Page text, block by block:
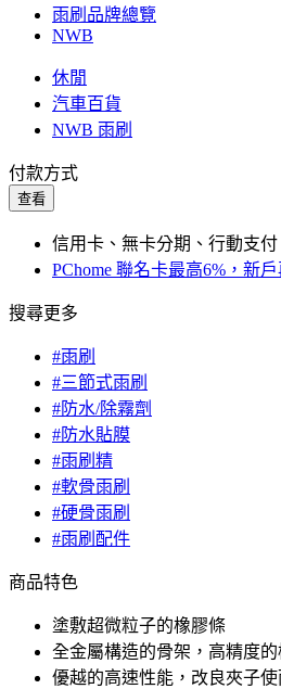
雨刷品牌總覽
NWB
休閒
汽車百貨
NWB 雨刷
付款方式
查看
信用卡、無卡分期、行動支
PChome 聯名卡最高6%，新
搜尋更多
#雨刷
#三節式雨刷
#防水/除霧劑
#防水貼膜
#雨刷精
#軟骨雨刷
#硬骨雨刷
#雨刷配件
商品特色
塗敷超微粒子的橡膠條
全金屬構造的骨架，高精度
優越的高速性能，改良夾子